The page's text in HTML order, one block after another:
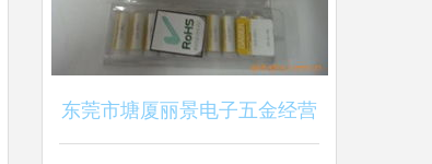
东莞市塘厦丽景电子五金经营